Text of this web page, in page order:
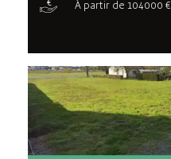
À partir de 104000 €